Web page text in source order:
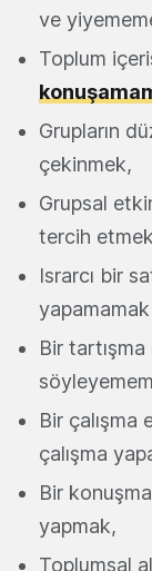
ve
Toplum
Grupların
çekinmek,
Grupsal
tercih
Israrcı bir
Bir tartışma
Bir çalışma
çalışma
Bir
yapmak,
Toplumsal